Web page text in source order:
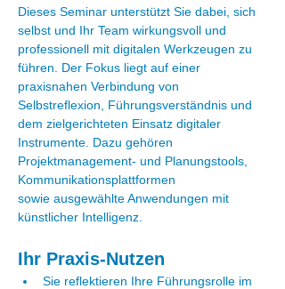
Dieses Seminar unterstützt Sie dabei, sich
selbst und Ihr Team wirkungsvoll und
professionell mit digitalen Werkzeugen zu
führen. Der Fokus liegt auf einer
praxisnahen Verbindung von
Selbstreflexion, Führungsverständnis und
dem zielgerichteten Einsatz digitaler
Instrumente. Dazu gehören
Projektmanagement- und Planungstools,
Kommunikationsplattformen
sowie ausgewählte Anwendungen mit
künstlicher Intelligenz.
Ihr Praxis-Nutzen
Sie reflektieren Ihre Führungsrolle im